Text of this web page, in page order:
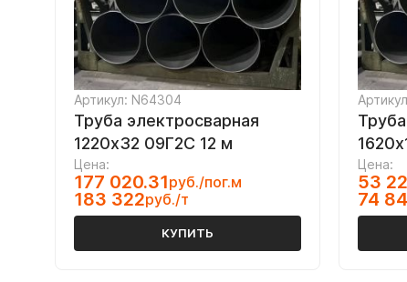
Артикул: N64304
Труба электросварная
1220х32 09Г2С 12 м
Цена:
177 020.31руб./пог.м
183 322руб./т
КУПИТЬ
Цена:
53
74